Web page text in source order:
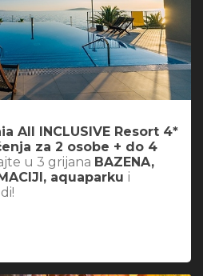
All INCLUSIVE Resort 4*
za 2 osobe + do 4
u 3 grijana BAZENA,
aquaparku i